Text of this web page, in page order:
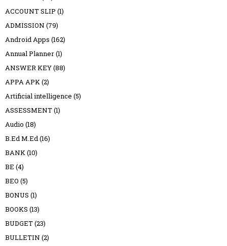
ACCOUNT SLIP (1)
ADMISSION (79)
Android Apps (162)
Annual Planner(1)
ANSWER KEY(88)
APPA APK(2)
Artificial intelligence (5)
ASSESSMENT(1)
Audio (18)
B.Ed M.Ed(16)
BANK(10)
BE (4)
BEO (5)
BONUS (1)
BOOKS (13)
BUDGET(23)
BULLETIN (2)